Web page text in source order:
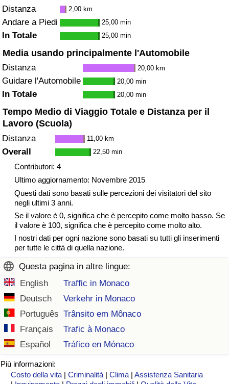
Distanza 2,00 km
Andare a Piedi 25,00 min
In Totale 25,00 min
Media usando principalmente l'Automobile
Distanza 20,00 km
Guidare l'Automobile 20,00 min
In Totale 20,00 min
Tempo Medio di Viaggio Totale e Distanza per il
Lavoro (Scuola)
Distanza 11,00 km
Overall 22,50 min
Contributori: 4
Ultimo aggiornamento: Novembre 2015
Questi dati sono basati sulle percezioni dei visitatori del sito
negli ultimi 3 anni.
Se il valore è 0, significa che è percepito come molto basso. Se
il valore è 100, significa che è percepito come molto alto.
I nostri dati per ogni nazione sono basati su tutti gli inserimenti
per tutte le città di quella nazione.
Questa pagina in altre lingue:
English
Traffic in Monaco
Deutsch
Verkehr in Monaco
Português Trânsito em Mônaco
Français
Trafic à Monaco
Español
Tráfico en Mónaco
Più informazioni:
Costo della vita |Criminalità |Clima |Assistenza Sanitaria
Indice del traffico per Nazione